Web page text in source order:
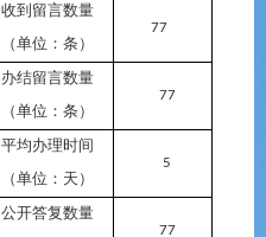
收到留言数量
（单位：条）
77
办结留言数量
（单位：条）
77
平均办理时间
（单位：天）
5
公开答复数量
77